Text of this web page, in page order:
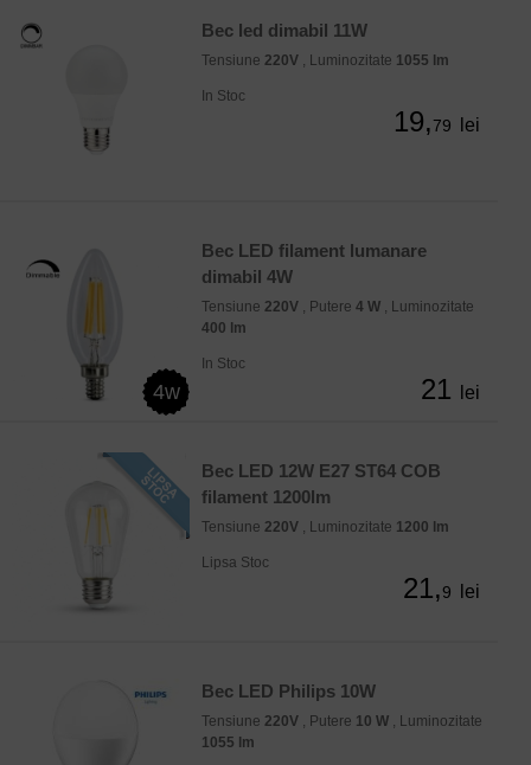
Bec led dimabil 11W
Tensiune 220V , Luminozitate 1055 lm
In Stoc
19,79 lei
4w
Bec LED filament lumanare
dimabil 4W
Tensiune 220V , Putere 4 W , Luminozitate
400 lm
In Stoc
21 lei
Bec LED 12W E27 ST64 COB
filament 1200lm
Tensiune 220V , Luminozitate 1200 lm
Lipsa Stoc
21,9 lei
Bec LED Philips 10W
Tensiune 220V , Putere 10 W , Luminozitate
1055 lm